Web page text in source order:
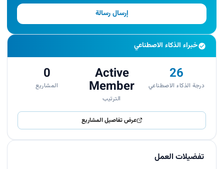
إرسال رسالة
خبراء الذكاء الاصطناعي
26
درجة الذكاء الاصطناعي
Active
Member
الترتيب
0
المشاريع
عرض تفاصيل المشاريع
تفضيلات العمل